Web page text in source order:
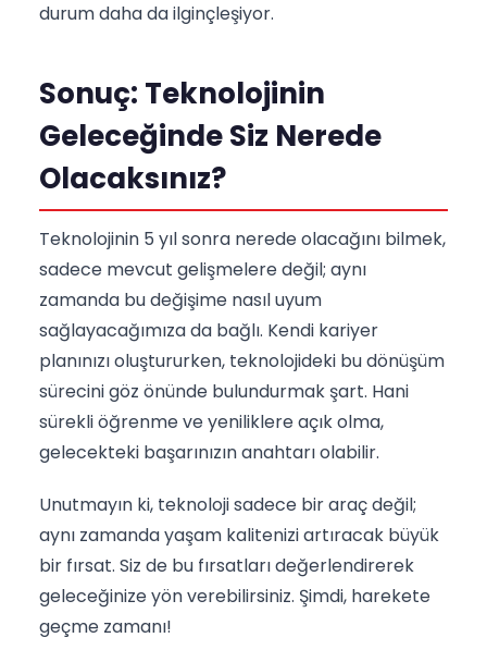
durum daha da ilginçleşiyor.
Sonuç: Teknolojinin
Geleceğinde Siz Nerede
Olacaksınız?
Teknolojinin 5 yıl sonra nerede olacağını bilmek,
sadece mevcut gelişmelere değil; aynı
zamanda bu değişime nasıl uyum
sağlayacağımıza da bağlı. Kendi kariyer
planınızı oluştururken, teknolojideki bu dönüşüm
sürecini göz önünde bulundurmak şart. Hani
sürekli öğrenme ve yeniliklere açık olma,
gelecekteki başarınızın anahtarı olabilir.
Unutmayın ki, teknoloji sadece bir araç değil;
aynı zamanda yaşam kalitenizi artıracak büyük
bir fırsat. Siz de bu fırsatları değerlendirerek
geleceğinize yön verebilirsiniz. Şimdi, harekete
geçme zamanı!